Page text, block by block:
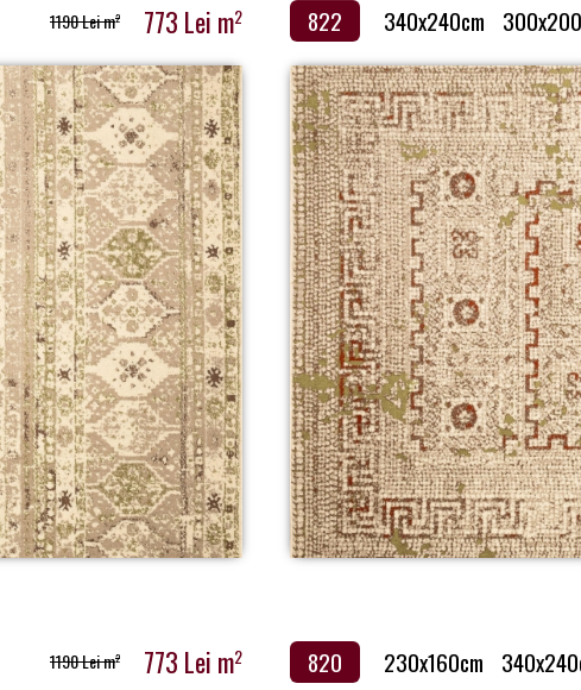
1190 Lei m2 773 Lei m2 822 340x240cm
1190 Lei m2 773 Lei m2 820 230x160cm